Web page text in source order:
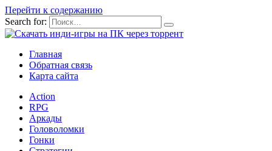
Перейти к содержанию
Search for:
Главная
Обратная связь
Карта сайта
Action
RPG
Аркады
Головоломки
Гонки